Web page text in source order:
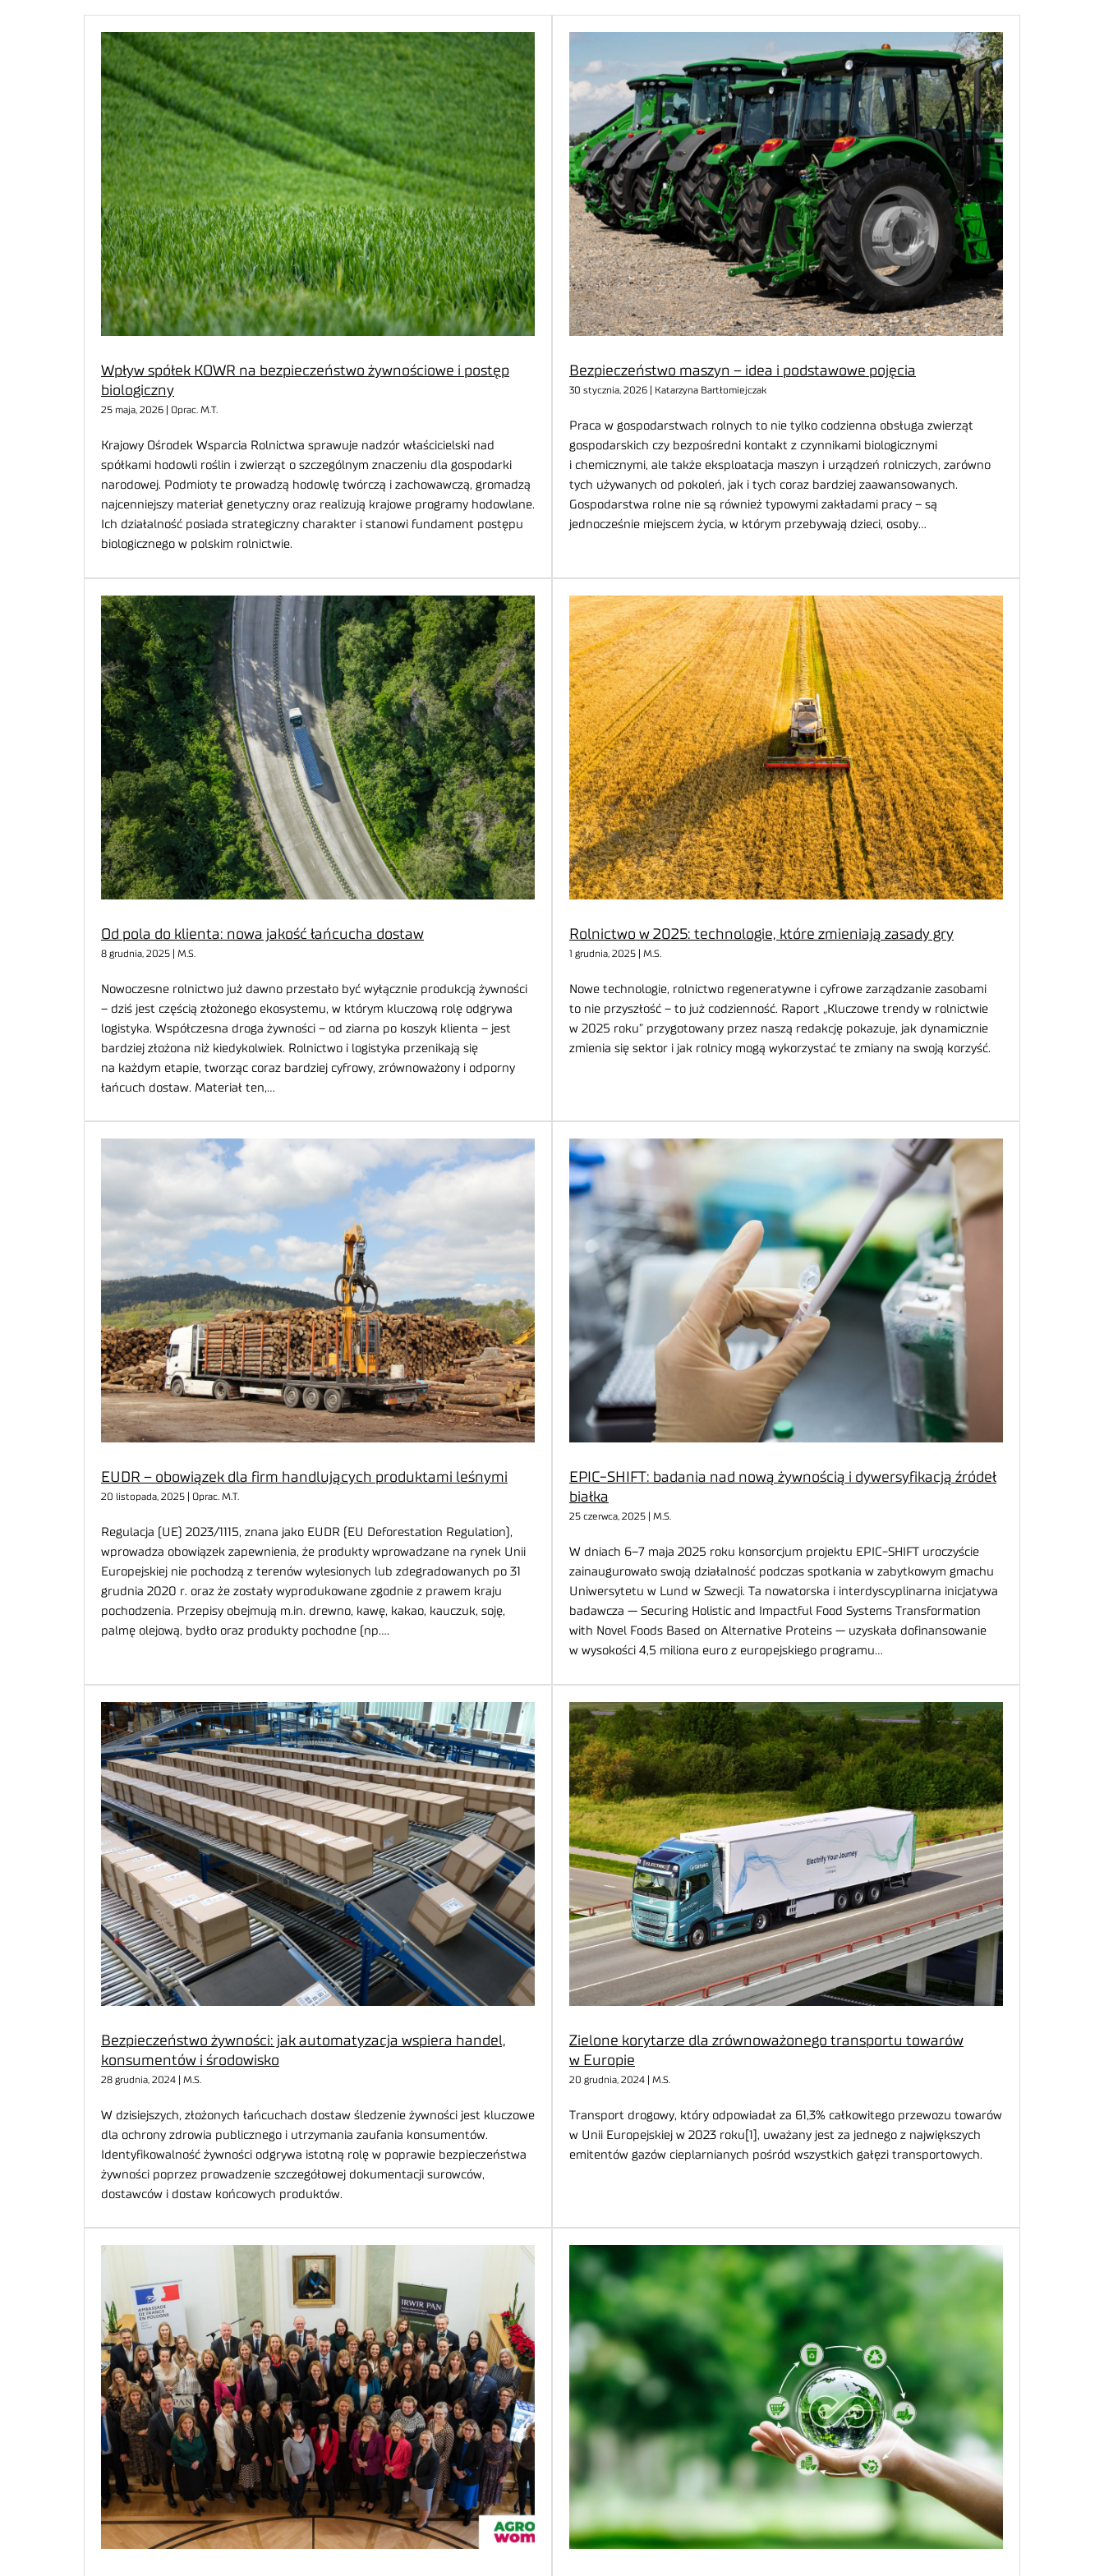
Wpływ spółek KOWR na bezpieczeństwo żywnościowe i postęp
biologiczny
25 maja, 2026 | Oprac. M.T.
Krajowy Ośrodek Wsparcia Rolnictwa sprawuje nadzór właścicielski nad
spółkami hodowli roślin i zwierząt o szczególnym znaczeniu dla gospodarki
narodowej. Podmioty te prowadzą hodowlę twórczą i zachowawczą, gromadzą
najcenniejszy materiał genetyczny oraz realizują krajowe programy hodowlane.
Ich działalność posiada strategiczny charakter i stanowi fundament postępu
biologicznego w polskim rolnictwie.
Bezpieczeństwo maszyn – idea i podstawowe pojęcia
30 stycznia, 2026 | Katarzyna Bartłomiejczak
Praca w gospodarstwach rolnych to nie tylko codzienna obsługa zwierząt
gospodarskich czy bezpośredni kontakt z czynnikami biologicznymi
i chemicznymi, ale także eksploatacja maszyn i urządzeń rolniczych, zarówno
tych używanych od pokoleń, jak i tych coraz bardziej zaawansowanych.
Gospodarstwa rolne nie są również typowymi zakładami pracy – są
jednocześnie miejscem życia, w którym przebywają dzieci, osoby…
Od pola do klienta: nowa jakość łańcucha dostaw
8 grudnia, 2025 | M.S.
Nowoczesne rolnictwo już dawno przestało być wyłącznie produkcją żywności
– dziś jest częścią złożonego ekosystemu, w którym kluczową rolę odgrywa
logistyka. Współczesna droga żywności – od ziarna po koszyk klienta – jest
bardziej złożona niż kiedykolwiek. Rolnictwo i logistyka przenikają się
na każdym etapie, tworząc coraz bardziej cyfrowy, zrównoważony i odporny
łańcuch dostaw. Materiał ten,…
Rolnictwo w 2025: technologie, które zmieniają zasady gry
1 grudnia, 2025 | M.S.
Nowe technologie, rolnictwo regeneratywne i cyfrowe zarządzanie zasobami
to nie przyszłość – to już codzienność. Raport „Kluczowe trendy w rolnictwie
w 2025 roku” przygotowany przez naszą redakcję pokazuje, jak dynamicznie
zmienia się sektor i jak rolnicy mogą wykorzystać te zmiany na swoją korzyść.
EUDR – obowiązek dla firm handlujących produktami leśnymi
20 listopada, 2025 | Oprac. M.T.
Regulacja (UE) 2023/1115, znana jako EUDR (EU Deforestation Regulation),
wprowadza obowiązek zapewnienia, że produkty wprowadzane na rynek Unii
Europejskiej nie pochodzą z terenów wylesionych lub zdegradowanych po 31
grudnia 2020 r. oraz że zostały wyprodukowane zgodnie z prawem kraju
pochodzenia. Przepisy obejmują m.in. drewno, kawę, kakao, kauczuk, soję,
palmę olejową, bydło oraz produkty pochodne (np….
EPIC-SHIFT: badania nad nową żywnością i dywersyfikacją źródeł
białka
25 czerwca, 2025 | M.S.
W dniach 6–7 maja 2025 roku konsorcjum projektu EPIC-SHIFT uroczyście
zainaugurowało swoją działalność podczas spotkania w zabytkowym gmachu
Uniwersytetu w Lund w Szwecji. Ta nowatorska i interdyscyplinarna inicjatywa
badawcza — Securing Holistic and Impactful Food Systems Transformation
with Novel Foods Based on Alternative Proteins — uzyskała dofinansowanie
w wysokości 4,5 miliona euro z europejskiego programu…
Bezpieczeństwo żywności: jak automatyzacja wspiera handel,
konsumentów i środowisko
28 grudnia, 2024 | M.S.
W dzisiejszych, złożonych łańcuchach dostaw śledzenie żywności jest kluczowe
dla ochrony zdrowia publicznego i utrzymania zaufania konsumentów.
Identyfikowalność żywności odgrywa istotną rolę w poprawie bezpieczeństwa
żywności poprzez prowadzenie szczegółowej dokumentacji surowców,
dostawców i dostaw końcowych produktów.
Zielone korytarze dla zrównoważonego transportu towarów
w Europie
20 grudnia, 2024 | M.S.
Transport drogowy, który odpowiadał za 61,3% całkowitego przewozu towarów
w Unii Europejskiej w 2023 roku[1], uważany jest za jednego z największych
emitentów gazów cieplarnianych pośród wszystkich gałęzi transportowych.